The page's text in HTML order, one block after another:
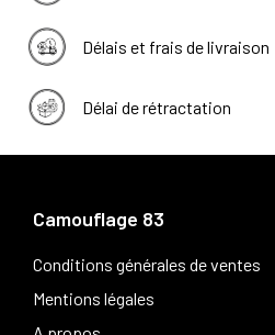
Délais et frais de livraison
Délai de rétractation
Camouflage 83
Conditions générales de ventes
Mentions légales